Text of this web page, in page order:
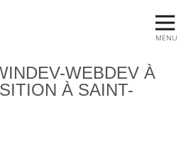
MENU
WEBDEV À
À SAINT-